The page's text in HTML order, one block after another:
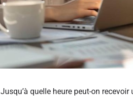
Jusqu’à quelle heure peut-on